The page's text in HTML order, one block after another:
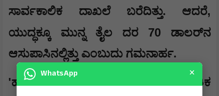
ಸಾರ್ವಕಾಲಿಕ ದಾಖಲೆ ಬರೆದಿತ್ತು. ಆದರೆ,
ಯುದ್ಧಕ್ಕೂ ಮುನ್ನ ತೈಲ ದರ 70 ಡಾಲರ್‌ನ
ಆಸುಪಾಸಿನಲ್ಲಿತ್ತು ಎಂಬುದು ಗಮನಾರ್ಹ.
'ಹಾರ್ಮುಜ್ ಜಲಸಂಧಿ
ಮುಕ್ತ: ಜಾಗತಿಕ
WhatsApp ×